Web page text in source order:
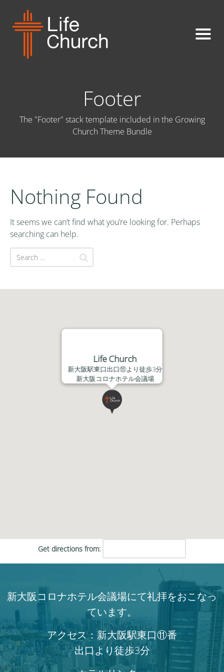
Footer
The "Footer" stack template included in the Growing
Church Theme Bundle
Nothing Found
It seems we can’t find what you’re looking for. Perhaps
searching can help.
Life Church
新大阪駅東口出口⑪より徒歩3分
新大阪コロナホテル会議場
Get directions from:
新大阪コロナホテル会議場にて礼拝をおこなっ
ています。
アクセス：新大阪駅東口⑪番
出口より徒歩3分